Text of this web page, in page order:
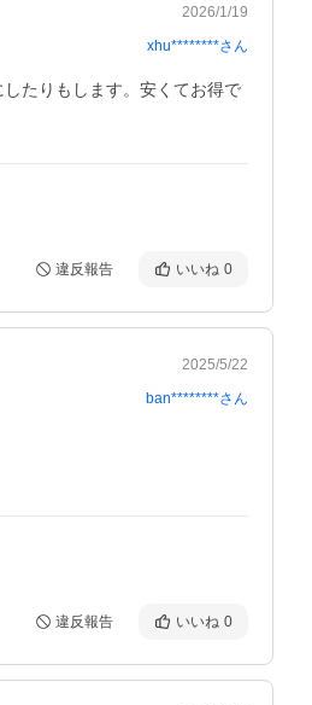
2026/1/19
xhu********さん
たりもします。安くてお得で
違反報告 いいね 0
2025/5/22
ban********さん
違反報告 いいね 0